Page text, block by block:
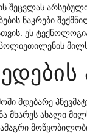
შეცვლას
ნაკრები
ეს
მდებარე
მხარეს ახალი